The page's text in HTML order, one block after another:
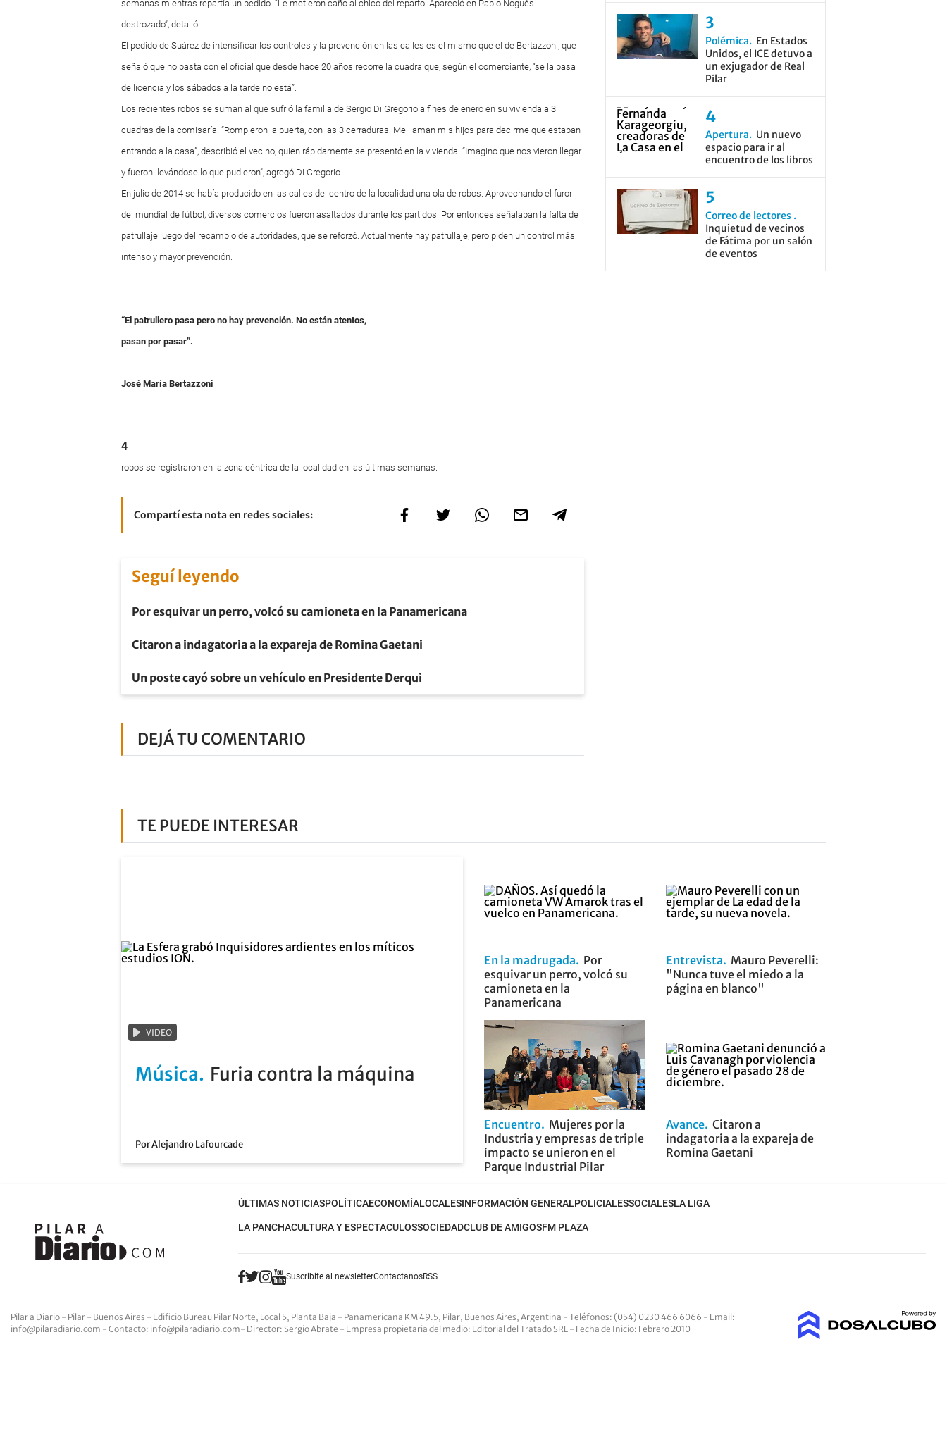
semanas mientras repartía un pedido. “Le metieron caño al chico del reparto. Apareció en Pablo Nogués
destrozado”, detalló.
El pedido de Suárez de intensificar los controles y la prevención en las calles es el mismo que el de Bertazzoni, que
señaló que no basta con el oficial que desde hace 20 años recorre la cuadra que, según el comerciante, “se la pasa
de licencia y los sábados a la tarde no está”.
Los recientes robos se suman al que sufrió la familia de Sergio Di Gregorio a fines de enero en su vivienda a 3
cuadras de la comisaría. “Rompieron la puerta, con las 3 cerraduras. Me llaman mis hijos para decirme que estaban
entrando a la casa”, describió el vecino, quien rápidamente se presentó en la vivienda. “Imagino que nos vieron llegar
y fueron llevándose lo que pudieron”, agregó Di Gregorio.
En julio de 2014 se había producido en las calles del centro de la localidad una ola de robos. Aprovechando el furor
del mundial de fútbol, diversos comercios fueron asaltados durante los partidos. Por entonces señalaban la falta de
patrullaje luego del recambio de autoridades, que se reforzó. Actualmente hay patrullaje, pero piden un control más
intenso y mayor prevención.
“El patrullero pasa pero no hay prevención. No están atentos,
pasan por pasar”.
José María Bertazzoni
4
robos se registraron en la zona céntrica de la localidad en las últimas semanas.
Compartí esta nota en redes sociales:
Seguí leyendo
Por esquivar un perro, volcó su camioneta en la Panamericana
Citaron a indagatoria a la expareja de Romina Gaetani
Un poste cayó sobre un vehículo en Presidente Derqui
DEJÁ TU COMENTARIO
Polémica
En Estados
Unidos, el ICE detuvo a
un exjugador de Real
Pilar
Apertura
Un nuevo
espacio para ir al
encuentro de los libros
Correo de lectores
Inquietud de vecinos
de Fátima por un salón
de eventos
TE PUEDE INTERESAR
VIDEO
Música Furia contra la máquina
Por Alejandro Lafourcade
En la madrugada
Por
esquivar un perro, volcó su
camioneta en la
Panamericana
Entrevista
Mauro Peverelli:
"Nunca tuve el miedo a la
página en blanco"
Encuentro
Mujeres por la
Industria y empresas de triple
impacto se unieron en el
Parque Industrial Pilar
Avance Citaron a
indagatoria a la expareja de
Romina Gaetani
ÚLTIMAS NOTICIASPOLÍTICAECONOMÍALOCALESINFORMACIÓN GENERALPOLICIALESSOCIALESLA LIGA
LA PANCHACULTURA Y ESPECTACULOSSOCIEDADCLUB DE AMIGOSFM PLAZA
Suscribite al newsletterContactanosRSS
Pilar a Diario - Pilar - Buenos Aires - Edificio Bureau Pilar Norte, Local 5, Planta Baja - Panamericana KM 49.5, Pilar, Buenos Aires, Argentina - Teléfonos: (054) 0230 466 6066 - Email:
info@pilaradiario.com - Contacto: info@pilaradiario.com- Director: Sergio Abrate - Empresa propietaria del medio: Editorial del Tratado SRL - Fecha de Inicio: Febrero 2010